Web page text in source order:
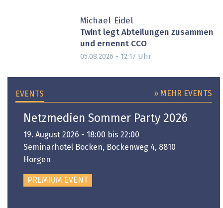
Michael Eidel
Twint legt Abteilungen zusammen
und ernennt CCO
05.08.2026 - 12:17 Uhr
EVENTS » MEHR EVENTS
Netzmedien Sommer Party 2026
19. August 2026 - 18:00 bis 22:00
Seminarhotel Bocken, Bockenweg 4, 8810
Horgen
PREMIUM EVENT